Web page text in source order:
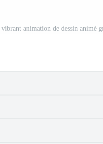
animation de dessin animé